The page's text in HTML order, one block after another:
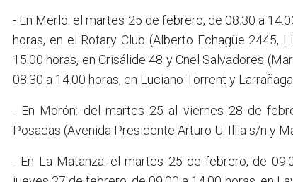
- En Merlo: el martes 25 de febrero, de 08.30 a
horas, en el Rotary Club (Alberto Echagüe
15:00 horas, en Crisálide 48 y Cnel Salvadores
08.30 a 14.00 horas, en Luciano Torrent y
- En Morón: del martes 25 al viernes 28 de
Posadas (Avenida Presidente Arturo U. Illia s/n y
- En La Matanza: el martes 25 de febrero, de